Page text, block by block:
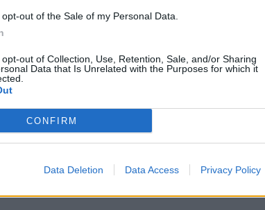
out of the Sale of my Personal Data.
out of Collection, Use, Retention, Sale, and/or Sharing
Data that Is Unrelated with the Purposes for which it
CONFIRM
Data Deletion Data Access Privacy Policy
me double